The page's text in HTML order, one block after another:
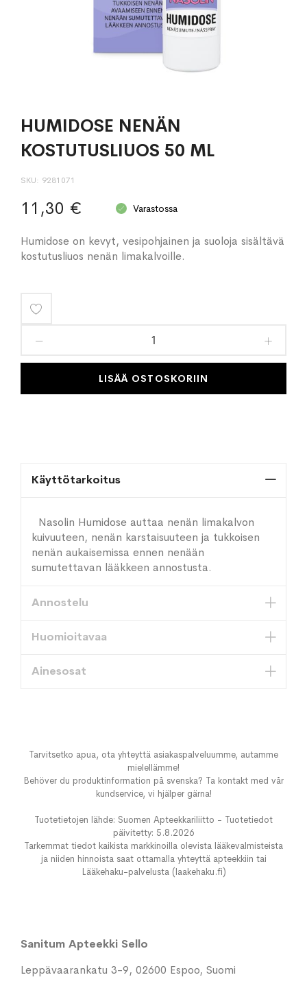
HUMIDOSE NENÄN
KOSTUTUSLIUOS 50 ML
SKU 9281071
11,30 € Varastossa
Humidose on kevyt, vesipohjainen ja suoloja sisältävä
kostutusliuos nenän limakalvoille.
toivelistaan
LISÄÄ OSTOSKORIIN
Käyttötarkoitus
Nasolin Humidose auttaa nenän limakalvon
kuivuuteen, nenän karstaisuuteen ja tukkoisen
nenän aukaisemissa ennen nenään
sumutettavan lääkkeen annostusta.
Annostelu
Huomioitavaa
Ainesosat
Tarvitsetko apua, ota yhteyttä asiakaspalveluumme, autamme
mielellämme!
Behöver du produktinformation på svenska? Ta kontakt med vår
kundservice, vi hjälper gärna!
Tuotetietojen lähde: Suomen Apteekkariliitto - Tuotetiedot
päivitetty: 5.8.2026
Tarkemmat tiedot kaikista markkinoilla olevista lääkevalmisteista
ja niiden hinnoista saat ottamalla yhteyttä apteekkiin tai
Lääkehaku-palvelusta (laakehaku.fi)
Sanitum Apteekki Sello
Leppävaarankatu 3-9, 02600 Espoo, Suomi